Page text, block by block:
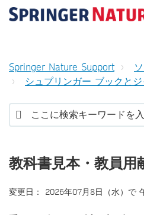
Springer Nature Support
シュプリンガー ブックと
教科書見本・教員用
変更日： 2026年07月8日（水）で